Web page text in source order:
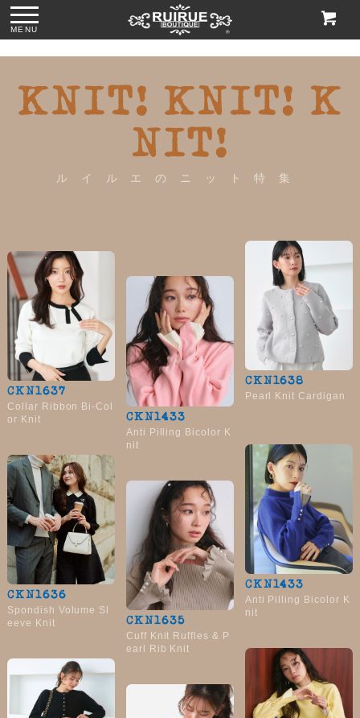
MENU
●クラシカルラメハ
ンドバッグ
「BA1764」
●ボタニカルビジュ
ーハンドバッグ
「BA1763」
●格子柄刺繍レース
サブバッグ
「BA1758」
●パール＆ビジュー
付きリボンサテン
トートバッグ
「BA1759」
KNIT! KNIT! K
NIT!
ルイルエのニット特集
CKN1637
Collar Ribbon Bi-Col
or Knit
CKN1433
Anti Pilling Bicolor K
nit
CKN1638
Pearl Knit Cardigan
CKN1636
Spondish Volume Sl
eeve Knit
CKN1635
Cuff Knit Ruffles & P
earl Rib Knit
CKN1433
Anti Pilling Bicolor K
nit